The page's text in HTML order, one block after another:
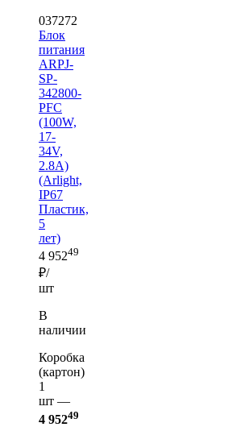
037272
Блок
питания
ARPJ-
SP-
342800-
PFC
(100W,
17-
34V,
2.8A)
(Arlight,
IP67
Пластик,
5
лет)
4 95249
₽/
шт
В
наличии
Коробка
(картон)
1
шт —
4 95249